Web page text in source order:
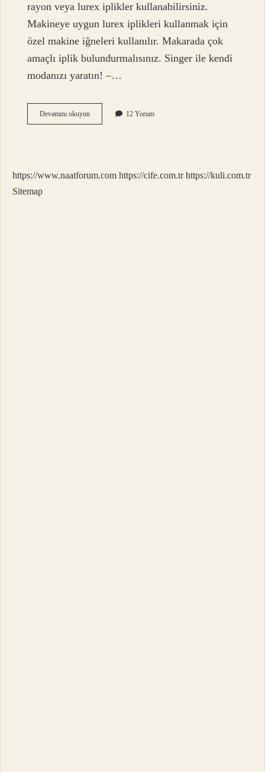
rayon veya lurex iplikler kullanabilirsiniz.
Makineye uygun lurex iplikleri kullanmak için
özel makine iğneleri kullanılır. Makarada çok
amaçlı iplik bulundurmalısınız. Singer ile kendi
modanızı yaratın! –…
Devamını okuyunEn
Kaliteli
12 Yorum
https://www.naatforum.com https://cife.com.tr https://kuli.com.tr
Sitemap